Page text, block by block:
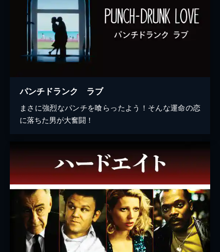
パンチドランク ラブ
まさに強烈なパンチを喰らったよう！そんな運命の恋
に落ちた男が大奮闘！